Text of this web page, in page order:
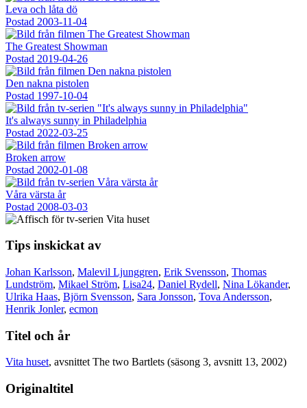
Leva och låta dö
Postad 2003-11-04
The Greatest Showman
Postad 2019-04-26
Den nakna pistolen
Postad 1997-10-04
It's always sunny in Philadelphia
Postad 2022-03-25
Broken arrow
Postad 2002-01-08
Våra värsta år
Postad 2008-03-03
Tips inskickat av
Johan Karlsson, Malevil Ljunggren, Erik Svensson, Thomas
Lundström, Mikael Ström, Lisa24, Daniel Rydell, Nina Lökander,
Ulrika Haas, Björn Svensson, Sara Jonsson, Tova Andersson,
Henrik Jonler, ecmon
Titel och år
Vita huset, avsnittet The two Bartlets (säsong 3, avsnitt 13, 2002)
Originaltitel